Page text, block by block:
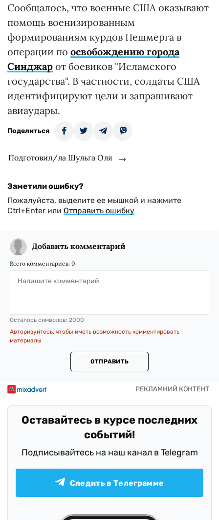
Сообщалось, что военные США оказывают
помощь военизированным
формированиям курдов Пешмерга в
операции по освобождению города
Синджар от боевиков "Исламского
государства". В частности, солдаты США
идентифицируют цели и запрашивают
авиаудары.
Поделиться
Подготовил/ла Шульга Оля
Заметили ошибку?
Пожалуйста, выделите ее мышкой и нажмите
Ctrl+Enter или Отправить ошибку
Добавить комментарий
Всего комментариев: 0
Осталось символов: 2000
Авторизуйтесь, чтобы иметь возможность комментировать
материалы
ОТПРАВИТЬ
Оставайтесь в курсе последних
событий!
Подписывайтесь на наш канал в Telegram
Следить в Телеграмме